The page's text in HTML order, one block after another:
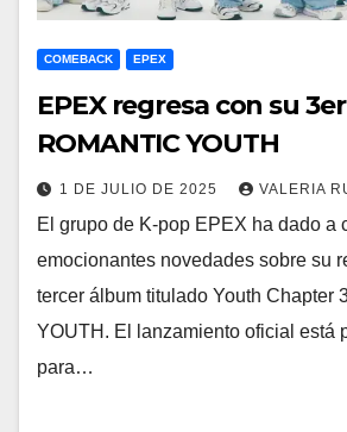
COMEBACK EPEX
EPEX regresa con su
ROMANTIC YOUTH
1 DE JULIO DE 2025 VALERIA
El grupo de K-pop EPEX ha dado a
emocionantes novedades sobre su
tercer álbum titulado Youth Chapter
YOUTH. El lanzamiento oficial está
para…